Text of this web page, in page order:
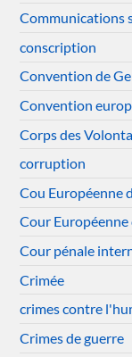
Communications
conscription
Convention de
Convention
Corps des
corruption
Cou Européenne
Cour
Cour pénale
Crimée
crimes contre
Crimes de guerre